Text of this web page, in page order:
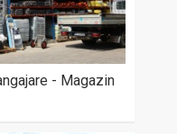
- Magazin